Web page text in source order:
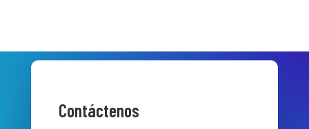
Contáctenos